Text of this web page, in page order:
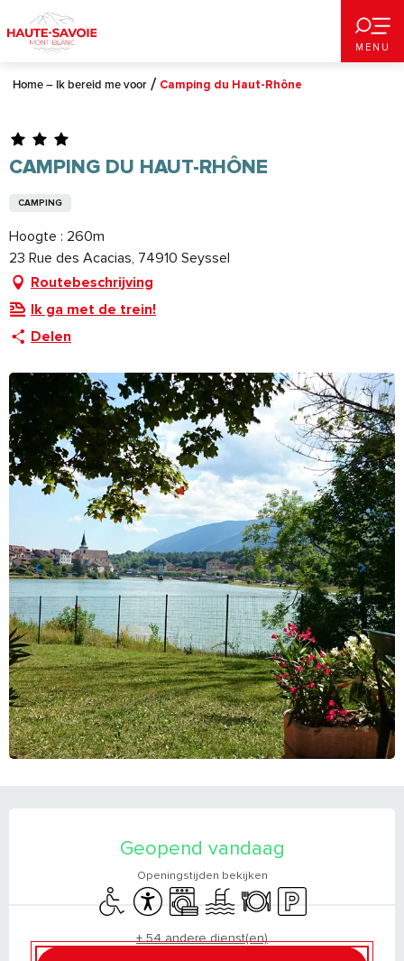
au
contenu
principal
MENU
Home – Ik bereid me voor Camping du Haut-Rhône
CAMPING DU HAUT-RHÔNE
CAMPING
Hoogte : 260m
23 Rue des Acacias, 74910 Seyssel
Routebeschrijving
Ik ga met de trein!
Delen
Geopend vandaag
Openingstijden bekijken
Toegang voor gehandicapten
Toegankelijkheid
Wasmachine
ZwembadRestaurantParkeerplaats
+ 54 andere dienst(en)